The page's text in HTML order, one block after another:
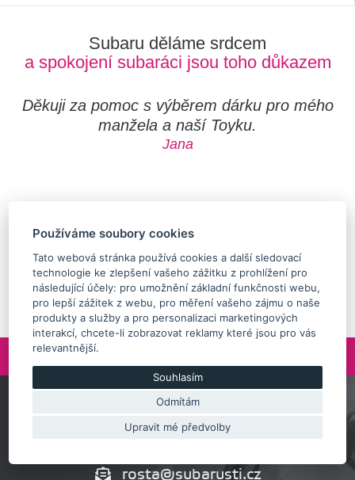
Používáme soubory cookies
Tato webová stránka používá cookies a další sledovací
technologie ke zlepšení vašeho zážitku z prohlížení pro
následující účely: pro umožnění základní funkčnosti webu,
pro lepší zážitek z webu, pro měření vašeho zájmu o naše
produkty a služby a pro personalizaci marketingových
interakcí,chcete-li zobrazovat reklamy které jsou pro vás
relevantnější.
Souhlasím
Odmítám
Upravit mé předvolby
Subaru děláme srdcem
a spokojení subaráci jsou toho důkazem
Děkuji za pomoc s výběrem dárku pro mého
manžela a naší Toyku.
Jana
Nacházíš se zde
Hlavní strana > Subaru > Impreza > 2008-2013 >
Motor, úprava motoru
> Sání > Ostatní
Zeptejte se nás
rosta@subarusti.cz